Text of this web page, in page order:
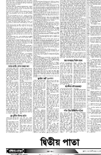
দ্বিতীয় পাতা